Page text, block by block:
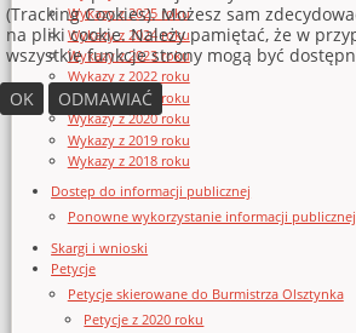
Wykazy z 2025 roku
Wykazy z 2024 roku
Wykazy z 2023 roku
Wykazy z 2022 roku
Wykazy z 2021 roku
Wykazy z 2020 roku
Wykazy z 2019 roku
Wykazy z 2018 roku
Dostęp do informacji publicznej
Ponowne wykorzystanie informacji publicznej
Skargi i wnioski
Petycje
Petycje skierowane do Burmistrza Olsztynka
Petycje z 2020 roku
(Tracking Cookies). Możesz sam
na pliki cookie. Należy pamiętać, że w
wszystkie funkcje strony mogą być
OK
ODMAWIAĆ